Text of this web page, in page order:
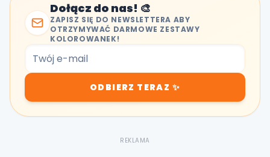
Dołącz do nas! 🎨
ZAPISZ SIĘ DO NEWSLETTERA ABY
OTRZYMYWAĆ DARMOWE ZESTAWY
KOLOROWANEK!
ODBIERZ TERAZ ✨
REKLAMA